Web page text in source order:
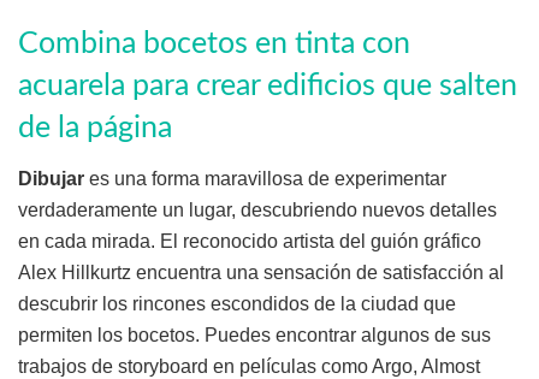
Combina bocetos en tinta con
acuarela para crear edificios que salten
de la página
Dibujar es una forma maravillosa de experimentar
verdaderamente un lugar, descubriendo nuevos detalles
en cada mirada. El reconocido artista del guión gráfico
Alex Hillkurtz encuentra una sensación de satisfacción al
descubrir los rincones escondidos de la ciudad que
permiten los bocetos. Puedes encontrar algunos de sus
trabajos de storyboard en películas como Argo, Almost